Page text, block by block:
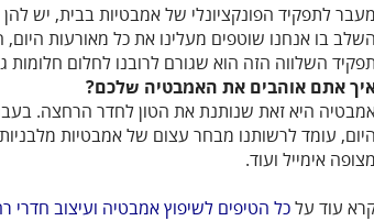
מעבר לתפקיד הפונקציונלי של אמבטיות בבית, יש
השלב בו אנחנו שוטפים מעלינו את כל מאורעות
תפקיד השלווה הזה הוא שגורם לרובנו לחלום
אתם אוהבים את האמבטיה שלכם?
היא זאת שנותנת את הטון לחדר הרחצה.
היום, עומד לרשותנו מבחר עצום של אמבטיות
מצופה אימייל ועוד.
עוד עלכל הטיפים לשיפוץ אמבטיה ועיצוב חדרי